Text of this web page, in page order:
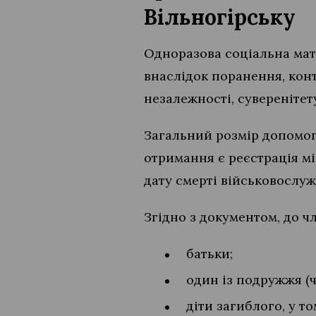
Вільногірську
Одноразова соціальна
внаслідок поранення,
незалежності,
Загальний розмір
отримання є реєстрація
дату смерті
Згідно з документом, до
батьки;
один із подружжя
діти загиблого, у